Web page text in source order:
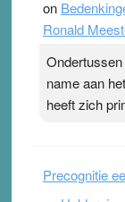
terwijl ze
pleister geen
on
Ronald
name aan
heeft zich
Precognitie